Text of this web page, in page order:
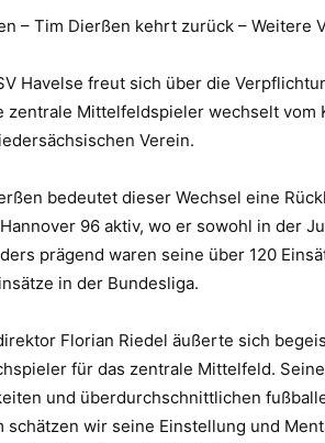
– Tim Dierßen kehrt zurück – Weitere
Havelse freut sich über die
zentrale Mittelfeldspieler wechselt vom
Verein.
bedeutet dieser Wechsel eine
96 aktiv, wo er sowohl in der
prägend waren seine über 120
in der Bundesliga.
Florian Riedel äußerte sich
für das zentrale Mittelfeld.
und überdurchschnittlichen
schätzen wir seine Einstellung und